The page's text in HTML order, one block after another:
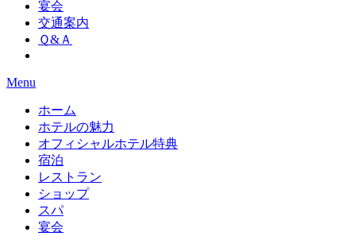
宴会
交通案内
Ｑ&Ａ
Menu
ホーム
ホテルの魅力
オフィシャルホテル特典
宿泊
レストラン
ショップ
スパ
宴会